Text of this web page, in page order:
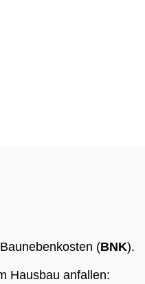
(BNK).
Hausbau anfallen: